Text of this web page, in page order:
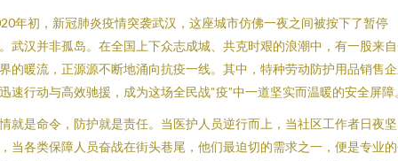
年初，新冠肺炎疫情突袭武汉，这座城市仿佛一夜之间被按下了暂停
武汉并非孤岛。在全国上下众志成城、共克时艰的浪潮中，有一股来
的暖流，正源源不断地涌向抗疫一线。其中，特种劳动防护用品销售
速行动与高效驰援，成为这场全民战“疫”中一道坚实而温暖的安全屏障
就是命令，防护就是责任。当医护人员逆行而上，当社区工作者日夜坚
当各类保障人员奋战在街头巷尾，他们最迫切的需求之一，便是专业